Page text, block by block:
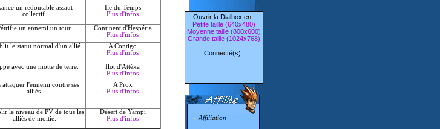
un redoutable assaut
collectif.
Ile du Temps
Plus d'infos
un ennemi un tour.
Continent d'Hespéria
Plus d'infos
le statut normal d'un allié.
A Contigo
Plus d'infos
avec une motte de terre.
Ilot d'Attéka
Plus d'infos
attaquer l'ennemi contre ses
alliés.
A Prox
Plus d'infos
le niveau de PV de tous les
alliés de moitié.
Désert de Yampi
Plus d'infos
Ouvrir la Dialbox en :
Petite taille (640x480)
Moyenne taille (800x600)
Grande taille (1024x768)
Connecté(s) :
» Affiliation